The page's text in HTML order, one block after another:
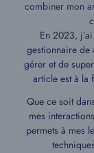
combiner mon
En 2023,
gestionnaire de
gérer et de
article est à la
Que ce soit
mes
permets à mes